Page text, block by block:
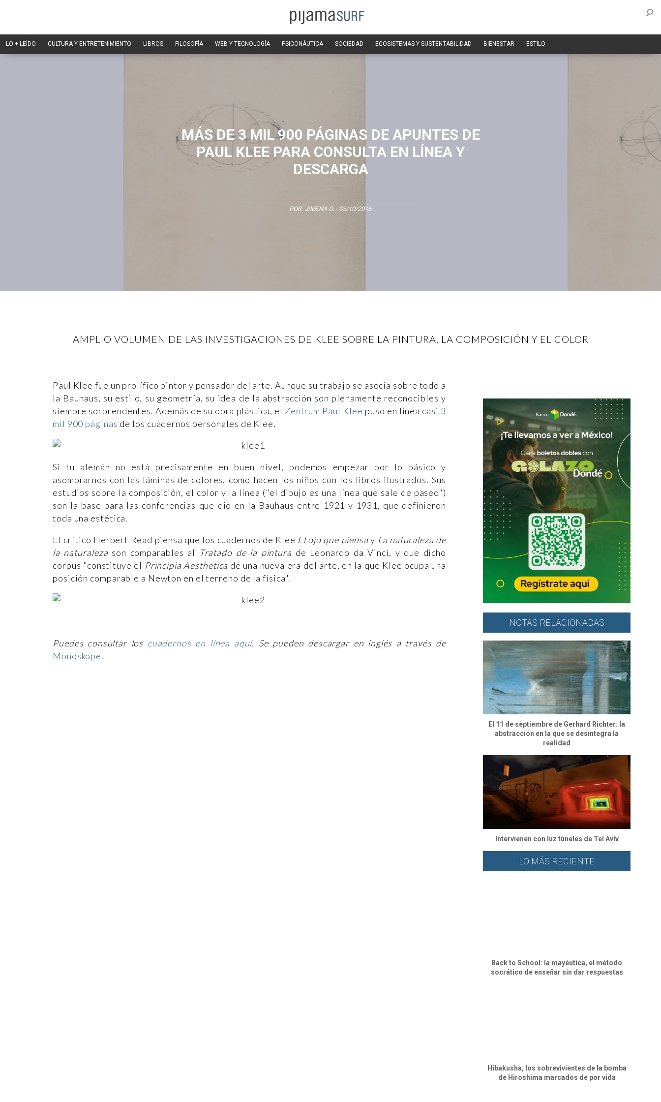
LO + LEÍDO CULTURA Y ENTRETENIMIENTO LIBROS FILOSOFÍA WEB Y TECNOLOGÍA PSICONÁUTICA SOCIEDAD ECOSISTEMAS Y SUSTENTABILIDAD BIENESTAR ESTILO
MÁS DE 3 MIL 900 PÁGINAS DE APUNTES DE
PAUL KLEE PARA CONSULTA EN LÍNEA Y
DESCARGA
POR: JIMENA O. - 03/10/2016
AMPLIO VOLUMEN DE LAS INVESTIGACIONES DE KLEE SOBRE LA PINTURA, LA COMPOSICIÓN Y EL COLOR
Paul Klee fue un prolífico pintor y pensador del arte. Aunque su trabajo se asocia sobre todo a
la Bauhaus, su estilo, su geometría, su idea de la abstracción son plenamente reconocibles y
siempre sorprendentes. Además de su obra plástica, el Zentrum Paul Klee puso en línea casi 3
mil 900 páginas de los cuadernos personales de Klee.
Si tu alemán no está precisamente en buen nivel, podemos empezar por lo básico y
asombrarnos con las láminas de colores, como hacen los niños con los libros ilustrados. Sus
estudios sobre la composición, el color y la línea ("el dibujo es una línea que sale de paseo")
son la base para las conferencias que dio en la Bauhaus entre 1921 y 1931, que definieron
toda una estética.
El crítico Herbert Read piensa que los cuadernos de Klee El ojo que piensay La naturaleza de
la naturaleza son comparables al Tratado de la pintura de Leonardo da Vinci, y que dicho
corpus "constituye el Principia Aesthetica de una nueva era del arte, en la que Klee ocupa una
posición comparable a Newton en el terreno de la física".
Puedes consultar los cuadernos en línea aquí. Se pueden descargar en inglés a través de
Monoskope.
NOTAS RELACIONADAS
El 11 de septiembre de Gerhard Richter: la
abstracción en la que se desintegra la
realidad
Intervienen con luz túneles de Tel Aviv
LO MÁS RECIENTE
Back to School: la mayéutica, el método
socrático de enseñar sin dar respuestas
Hibakusha, los sobrevivientes de la bomba
de Hiroshima marcados de por vida